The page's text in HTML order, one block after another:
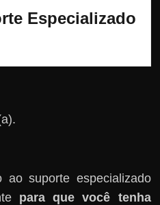
Especializado
ao suporte especializado
para que você tenha